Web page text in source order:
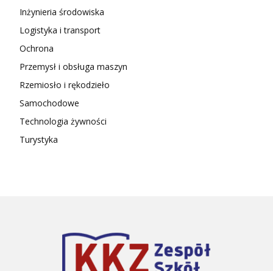
Inżynieria środowiska
Logistyka i transport
Ochrona
Przemysł i obsługa maszyn
Rzemiosło i rękodzieło
Samochodowe
Technologia żywności
Turystyka